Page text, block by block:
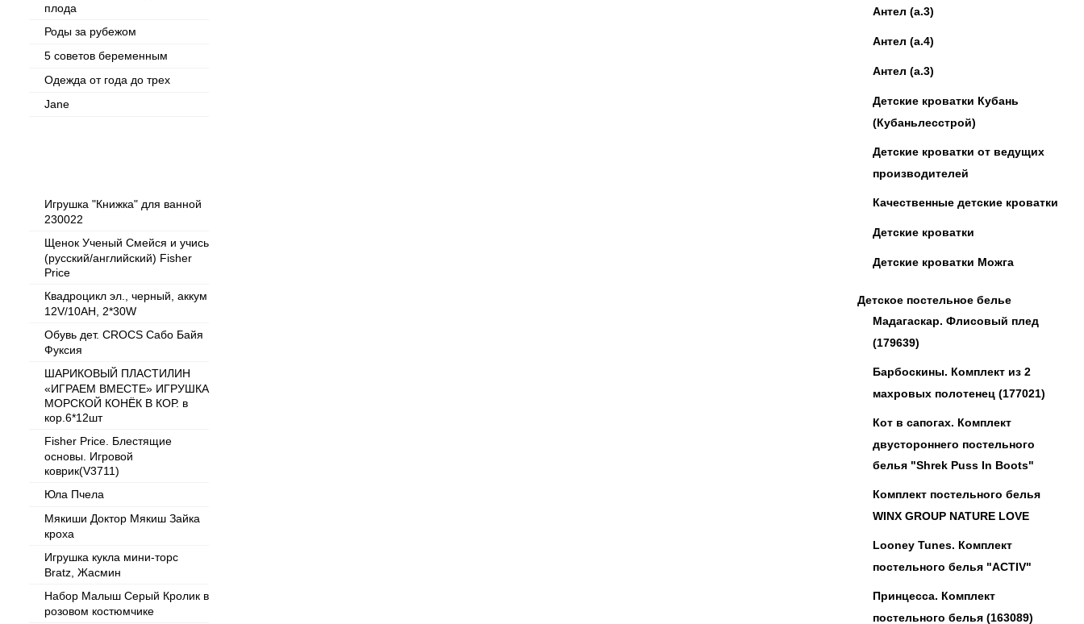
Антел (а.3)
Антел (а.4)
Антел (а.3)
Детские кроватки Кубань
(Кубаньлесстрой)
Детские кроватки от ведущих
производителей
Качественные детские кроватки
Детские кроватки
Детские кроватки Можга
Детское постельное белье
Мадагаскар. Флисовый плед
(179639)
Барбоскины. Комплект из 2
махровых полотенец (177021)
Кот в сапогах. Комплект
двустороннего постельного
белья "Shrek Puss In Boots"
Комплект постельного белья
WINX GROUP NATURE LOVE
Looney Tunes. Комплект
постельного белья "ACTIV"
Принцесса. Комплект
постельного белья (163089)
плода
Роды за рубежом
5 советов беременным
Одежда от года до трех
Jane
Игрушка "Книжка" для ванной
230022
Щенок Ученый Смейся и учись
(русский/английский) Fisher
Price
Квадроцикл эл., черный, аккум
12V/10AH, 2*30W
Обувь дет. CROCS Сабо Байя
Фуксия
ШАРИКОВЫЙ ПЛАСТИЛИН
«ИГРАЕМ ВМЕСТЕ» ИГРУШКА
МОРСКОЙ КОНЁК В КОР. в
кор.6*12шт
Fisher Price. Блестящие
основы. Игровой
коврик(V3711)
Юла Пчела
Мякиши Доктор Мякиш Зайка
кроха
Игрушка кукла мини-торс
Bratz, Жасмин
Набор Малыш Серый Кролик в
розовом костюмчике